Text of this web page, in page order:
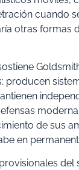
cuando
otras formas
producen
de sus
en
del